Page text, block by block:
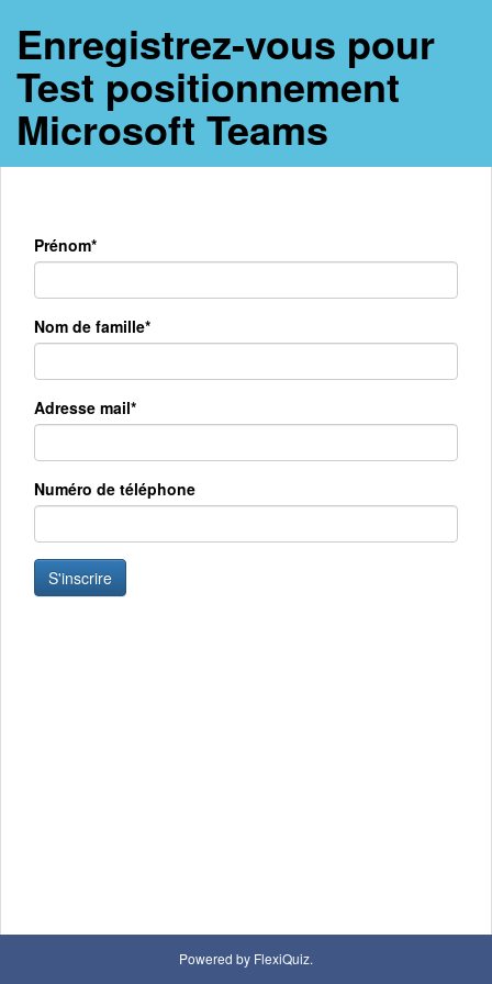
Enregistrez-vous pour
Test positionnement
Microsoft Teams
Prénom*
Nom de famille*
Adresse mail*
Numéro de téléphone
S'inscrire
Powered by FlexiQuiz.